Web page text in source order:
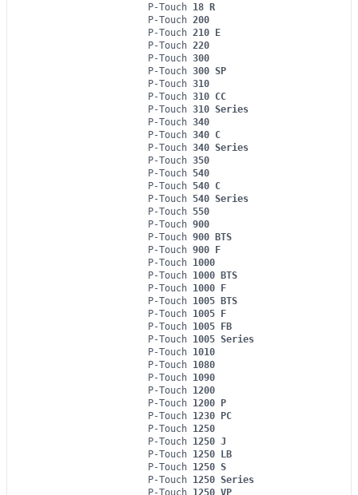
P-Touch 18 R
P-Touch 200
P-Touch 210 E
P-Touch 220
P-Touch 300
P-Touch 300 SP
P-Touch 310
P-Touch 310 CC
P-Touch 310 Series
P-Touch 340
P-Touch 340 C
P-Touch 340 Series
P-Touch 350
P-Touch 540
P-Touch 540 C
P-Touch 540 Series
P-Touch 550
P-Touch 900
P-Touch 900 BTS
P-Touch 900 F
P-Touch 1000
P-Touch 1000 BTS
P-Touch 1000 F
P-Touch 1005 BTS
P-Touch 1005 F
P-Touch 1005 FB
P-Touch 1005 Series
P-Touch 1010
P-Touch 1080
P-Touch 1090
P-Touch 1200
P-Touch 1200 P
P-Touch 1230 PC
P-Touch 1250
P-Touch 1250 J
P-Touch 1250 LB
P-Touch 1250 S
P-Touch 1250 Series
P-Touch 1250 VP